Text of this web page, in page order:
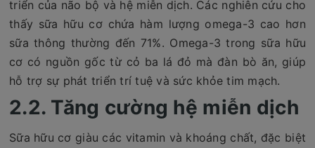
triển của não bộ và hệ miễn dịch. Các nghiên cứu cho
thấy sữa hữu cơ chứa hàm lượng omega-3 cao hơn
sữa thông thường đến 71%. Omega-3 trong sữa hữu
cơ có nguồn gốc từ cỏ ba lá đỏ mà đàn bò ăn, giúp
hỗ trợ sự phát triển trí tuệ và sức khỏe tim mạch.
2.2. Tăng cường hệ miễn dịch
Sữa hữu cơ giàu các vitamin và khoáng chất, đặc biệt